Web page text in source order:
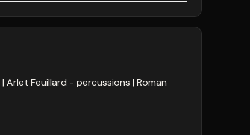
Arlet Feuillard - percussions Roman